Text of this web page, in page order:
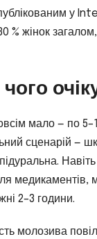
у
% жінок
мало — по
сценарій —
медикаментів,
2–3 години.
молозива